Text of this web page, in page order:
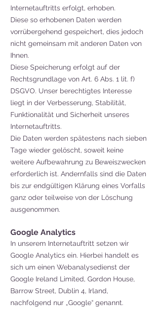
Internetauftritts erfolgt, erhoben.
Diese so erhobenen Daten werden
vorrübergehend gespeichert, dies jedoch
nicht gemeinsam mit anderen Daten von
Ihnen.
Diese Speicherung erfolgt auf der
Rechtsgrundlage von Art. 6 Abs. 1 lit. f)
DSGVO. Unser berechtigtes Interesse
liegt in der Verbesserung, Stabilität,
Funktionalität und Sicherheit unseres
Internetauftritts.
Die Daten werden spätestens nach sieben
Tage wieder gelöscht, soweit keine
weitere Aufbewahrung zu Beweiszwecken
erforderlich ist. Andernfalls sind die Daten
bis zur endgültigen Klärung eines Vorfalls
ganz oder teilweise von der Löschung
ausgenommen.
Google Analytics
In unserem Internetauftritt setzen wir
Google Analytics ein. Hierbei handelt es
sich um einen Webanalysedienst der
Google Ireland Limited, Gordon House,
Barrow Street, Dublin 4, Irland,
nachfolgend nur „Google“ genannt.